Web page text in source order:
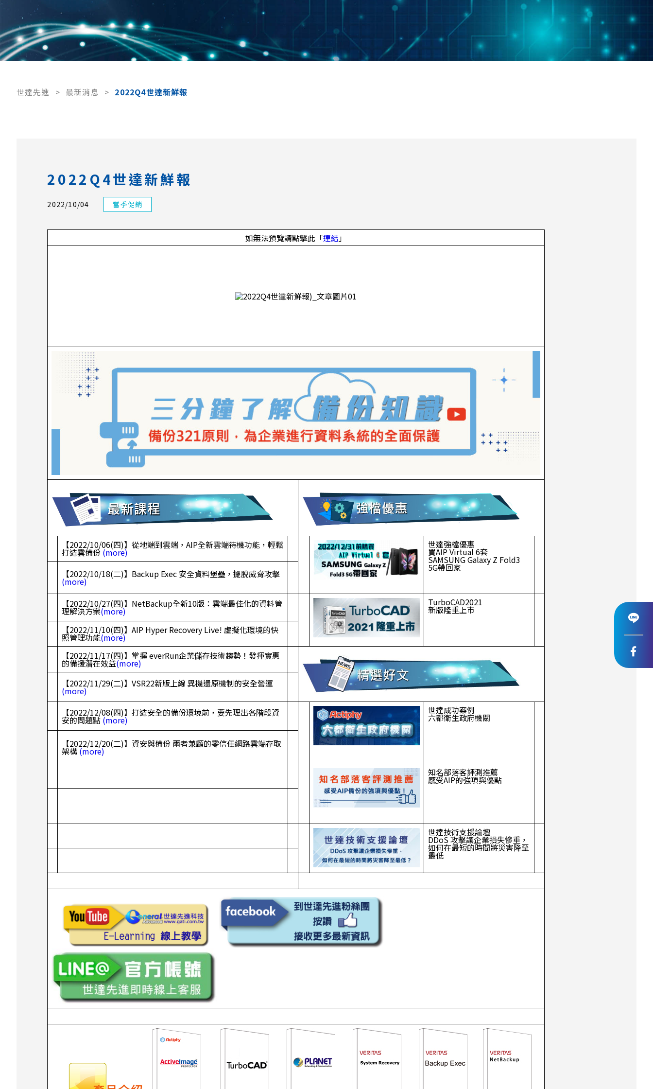
世達先進 > 最新消息 > 2022Q4世達新鮮報
2022Q4世達新鮮報
2022/10/04 當季促銷
如無法預覽請點擊此「連結」
【2022/10/06(四)】從地端到雲端，AIP全新雲端待機功能，輕鬆
打造雲備份 (more)
世達強檔優惠
買AIP Virtual 6套
SAMSUNG Galaxy Z Fold3
5G帶回家
【2022/10/18(二)】Backup Exec 安全資料堡壘，擺脫威脅攻擊
(more)
【2022/10/27(四)】NetBackup全新10版：雲端最佳化的資料管
理解決方案(more)
TurboCAD2021
新版隆重上市
【2022/11/10(四)】AIP Hyper Recovery Live! 虛擬化環境的快
照管理功能(more)
【2022/11/17(四)】掌握 everRun企業儲存技術趨勢！發揮實惠
的備援潛在效益(more)
【2022/11/29(二)】VSR22新版上線 異機還原機制的安全營運
(more)
【2022/12/08(四)】打造安全的備份環境前，要先理出各階段資
安的問題點 (more)
世達成功案例
六都衛生政府機關
【2022/12/20(二)】資安與備份 兩者兼顧的零信任網路雲端存取
架構 (more)
知名部落客評測推薦
感受AIP的強項與優點
世達技術支援論壇
DDoS 攻擊讓企業損失慘重，
如何在最短的時間將災害降至
最低